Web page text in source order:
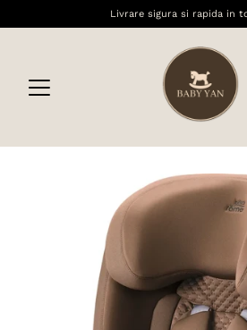
Livrare sigura si rapida in